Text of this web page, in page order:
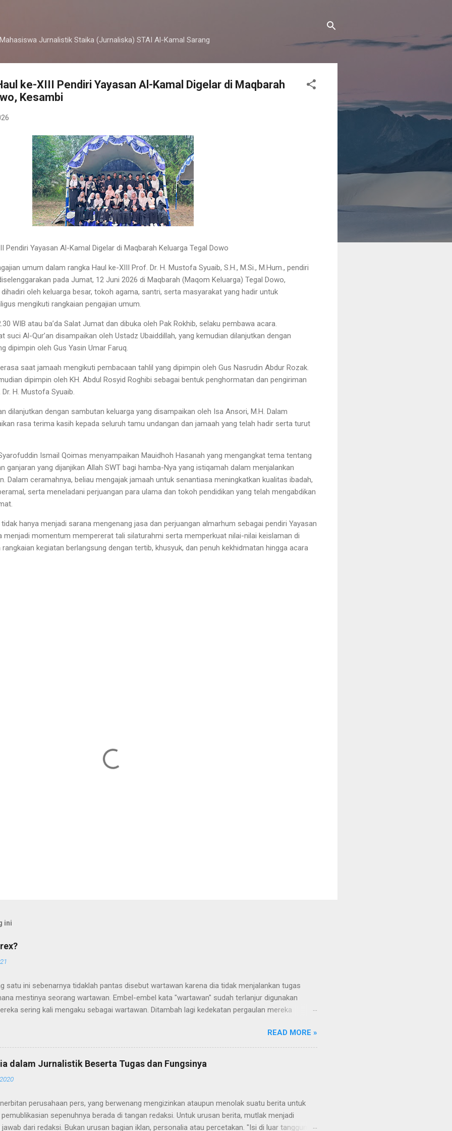
Jurnalistik Staika (Jurnaliska) STAI Al-Kamal Sarang
ke-XIII Pendiri Yayasan Al-Kamal Digelar di Maqbarah
Kesambi
Pendiri Yayasan Al-Kamal Digelar di Maqbarah Keluarga Tegal Dowo
umum dalam rangka Haul ke-XIII Prof. Dr. H. Mustofa Syuaib, S.H., M.Si., M.Hum., pendiri
pada Jumat, 12 Juni 2026 di Maqbarah (Maqom Keluarga) Tegal Dowo,
oleh keluarga besar, tokoh agama, santri, serta masyarakat yang hadir untuk
mengikuti rangkaian pengajian umum.
WIB atau ba’da Salat Jumat dan dibuka oleh Pak Rokhib, selaku pembawa acara.
suci Al-Qur’an disampaikan oleh Ustadz Ubaiddillah, yang kemudian dilanjutkan dengan
dipimpin oleh Gus Yasin Umar Faruq.
saat jamaah mengikuti pembacaan tahlil yang dipimpin oleh Gus Nasrudin Abdur Rozak.
dipimpin oleh KH. Abdul Rosyid Roghibi sebagai bentuk penghormatan dan pengiriman
H. Mustofa Syuaib.
dilanjutkan dengan sambutan keluarga yang disampaikan oleh Isa Ansori, M.H. Dalam
rasa terima kasih kepada seluruh tamu undangan dan jamaah yang telah hadir serta turut
Ismail Qoimas menyampaikan Mauidhoh Hasanah yang mengangkat tema tentang
ganjaran yang dijanjikan Allah SWT bagi hamba-Nya yang istiqamah dalam menjalankan
Dalam ceramahnya, beliau mengajak jamaah untuk senantiasa meningkatkan kualitas ibadah,
serta meneladani perjuangan para ulama dan tokoh pendidikan yang telah mengabdikan
hanya menjadi sarana mengenang jasa dan perjuangan almarhum sebagai pendiri Yayasan
menjadi momentum mempererat tali silaturahmi serta memperkuat nilai-nilai keislaman di
kegiatan berlangsung dengan tertib, khusyuk, dan penuh kekhidmatan hingga acara
ini
satu ini sebenarnya tidaklah pantas disebut wartawan karena dia tidak menjalankan tugas
mestinya seorang wartawan. Embel-embel kata "wartawan" sudah terlanjur digunakan
sering kali mengaku sebagai wartawan. Ditambah lagi kedekatan pergaulan mereka
adalah para WTS (Wartawan Tanpa Suratkabar) atau juga sering disebut "Wartawan
para WTS atau wartawan bodrex sering mengikuti acara-acara yang juga dihadiri oleh
seperti konfrensi pers, seminar, diskusi, pameran dan pertemuan para pengusaha.
ada pula diantara orang-orang itu yang mendapatkan sumber berita secara langsung dari pejabat
yang mereka temua. Para Bodrex itu datang sebagaimana wartawan sungguhan. Mereka
READ MORE »
dalam Jurnalistik Beserta Tugas dan Fungsinya
perusahaan pers, yang berwenang mengizinkan ataupun menolak suatu berita untuk
sepenuhnya berada di tangan redaksi. Untuk urusan berita, mutlak menjadi
dari redaksi. Bukan urusan bagian iklan, personalia atau percetakan. "Isi di luar tanggung